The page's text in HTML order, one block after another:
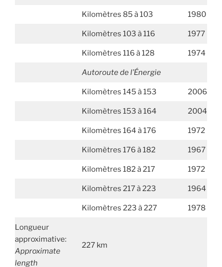
Kilomètres 85 à 103 1980
Kilomètres 103 à 116 1977
Kilomètres 116 à 128 1974
Autoroute de l’Énergie
Kilomètres 145 à 153 2006
Kilomètres 153 à 164 2004
Kilomètres 164 à 176 1972
Kilomètres 176 à 182 1967
Kilomètres 182 à 217 1972
Kilomètres 217 à 223 1964
Kilomètres 223 à 227 1978
Longueur
approximative:
Approximate
length
227 km